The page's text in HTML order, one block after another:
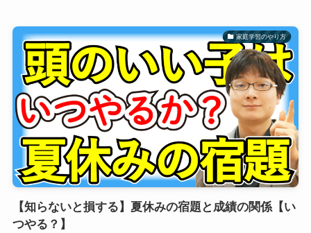
家庭学習のやり方
【知らないと損する】夏休みの宿題と成績の関係【い
つやる？】